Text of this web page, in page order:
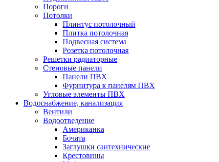
Пороги
Потолки
Плинтус потолочный
Плитка потолочная
Подвесная система
Розетка потолочная
Решетки радиаторные
Стеновые панели
Панели ПВХ
Фурнитура к панелям ПВХ
Угловые элементы ПВХ
Водоснабжение, канализация
Вентили
Водоотведение
Американка
Бочата
Заглушки сантехнические
Крестовины